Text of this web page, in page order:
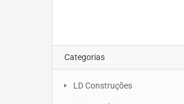
Categorias
LD Construções